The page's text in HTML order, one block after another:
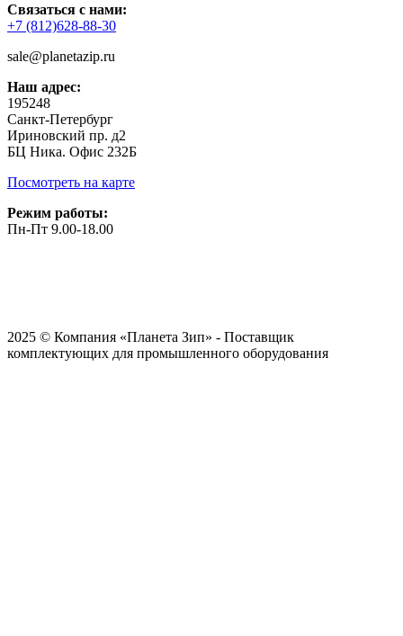
Связаться с нами:
+7 (812)628-88-30
sale@planetazip.ru
Наш адрес:
195248
Санкт-Петербург
Ириновский пр. д2
БЦ Ника. Офис 232Б
Посмотреть на карте
Режим работы:
Пн-Пт 9.00-18.00
2025 © Компания «Планета Зип» - Поставщик
комплектующих для промышленного оборудования